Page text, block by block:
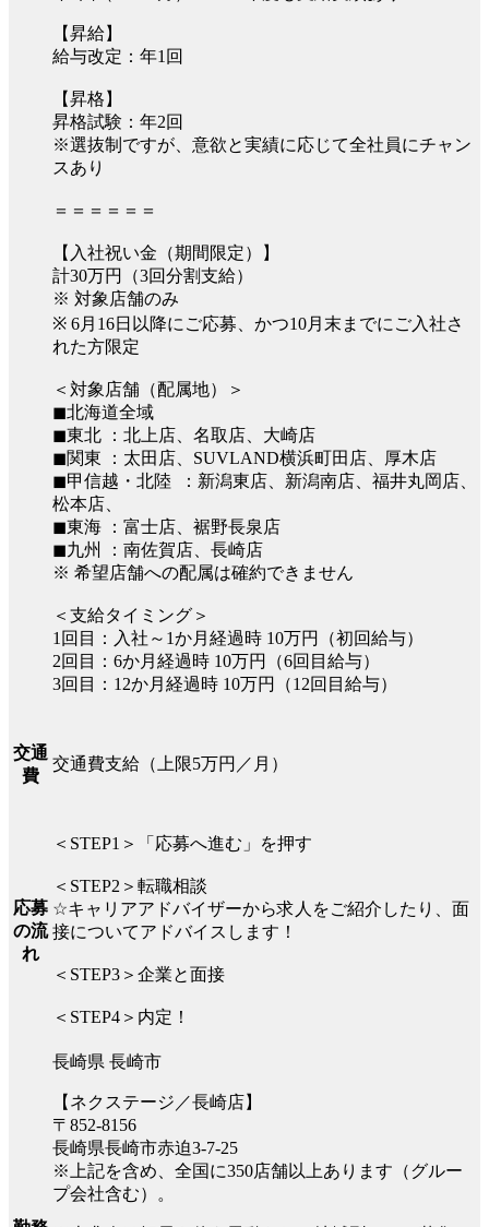
【昇給】
給与改定：年1回
【昇格】
昇格試験：年2回
※選抜制ですが、意欲と実績に応じて全社員にチャン
スあり
＝＝＝＝＝＝
【入社祝い金（期間限定）】
計30万円（3回分割支給）
※ 対象店舗のみ
※ 6月16日以降にご応募、かつ10月末までにご入社さ
れた方限定
＜対象店舗（配属地）＞
◼︎北海道全域
◼︎東北 ：北上店、名取店、大崎店
◼︎関東 ：太田店、SUVLAND横浜町田店、厚木店
◼︎甲信越・北陸 ：新潟東店、新潟南店、福井丸岡店、
松本店、
◼︎東海 ：富士店、裾野長泉店
◼︎九州 ：南佐賀店、長崎店
※ 希望店舗への配属は確約できません
＜支給タイミング＞
1回目：入社～1か月経過時 10万円（初回給与）
2回目：6か月経過時 10万円（6回目給与）
3回目：12か月経過時 10万円（12回目給与）
交通
費
交通費支給（上限5万円／月）
応募
の流
れ
＜STEP1＞「応募へ進む」を押す
＜STEP2＞転職相談
☆キャリアアドバイザーから求人をご紹介したり、面
接についてアドバイスします！
＜STEP3＞企業と面接
＜STEP4＞内定！
長崎県 長崎市
【ネクステージ／長崎店】
〒852-8156
長崎県長崎市赤迫3-7-25
※上記を含め、全国に350店舗以上あります（グルー
プ会社含む）。